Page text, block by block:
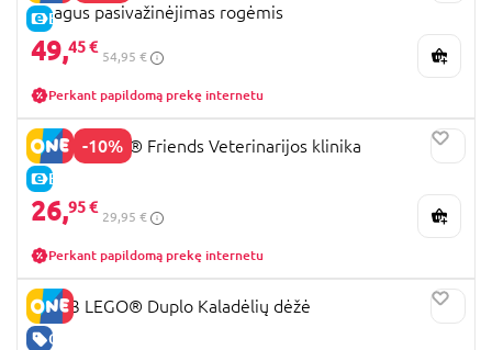
E-KAINA
smagus pasivažinėjimas rogėmis
49,45 €
54,95 €
Perkant papildomą prekę internetu
-10%
E-KAINA
42696 LEGO® Friends Veterinarijos klinika
26,95 €
29,95 €
Perkant papildomą prekę internetu
GERA KAINA
10913 LEGO® Duplo Kaladėlių dėžė